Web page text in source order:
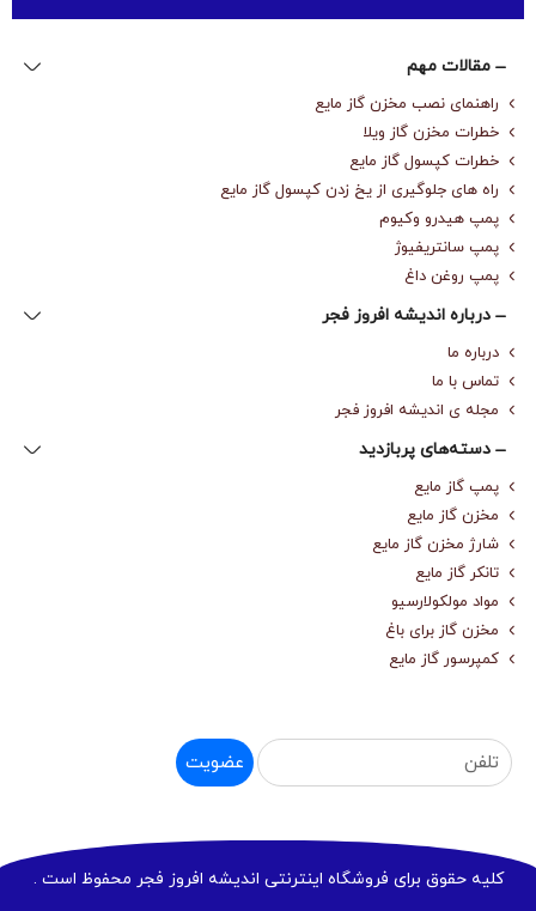
مقالات مهم
راهنمای نصب مخزن گاز مایع
خطرات مخزن گاز ویلا
خطرات کپسول گاز مایع
راه های جلوگیری از یخ زدن کپسول گاز مایع
پمپ هیدرو وکیوم
پمپ سانتریفیوژ
پمپ روغن داغ
درباره‌ اندیشه افروز فجر
درباره‌ ما
تماس با ما
مجله‌ ی اندیشه افروز فجر
دسته‌های پربازدید
پمپ گاز مایع
مخزن گاز مایع
شارژ مخزن گاز مایع
تانکر گاز مایع
مواد مولکولارسیو
مخزن گاز برای باغ
کمپرسور گاز مایع
عضویت
کلیه حقوق برای فروشگاه اینترنتی اندیشه افروز فجر محفوظ است .